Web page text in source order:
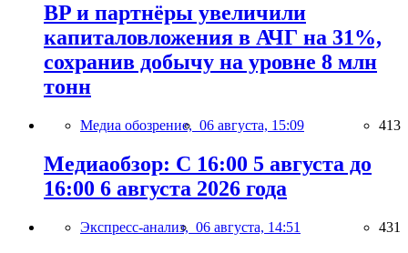
BP и партнёры увеличили
капиталовложения в АЧГ на 31%,
сохранив добычу на уровне 8 млн
тонн
Медиа обозрение, 06 августа, 15:09 413
Медиаобзор: С 16:00 5 августа до
16:00 6 августа 2026 года
Экспресс-анализ, 06 августа, 14:51 431